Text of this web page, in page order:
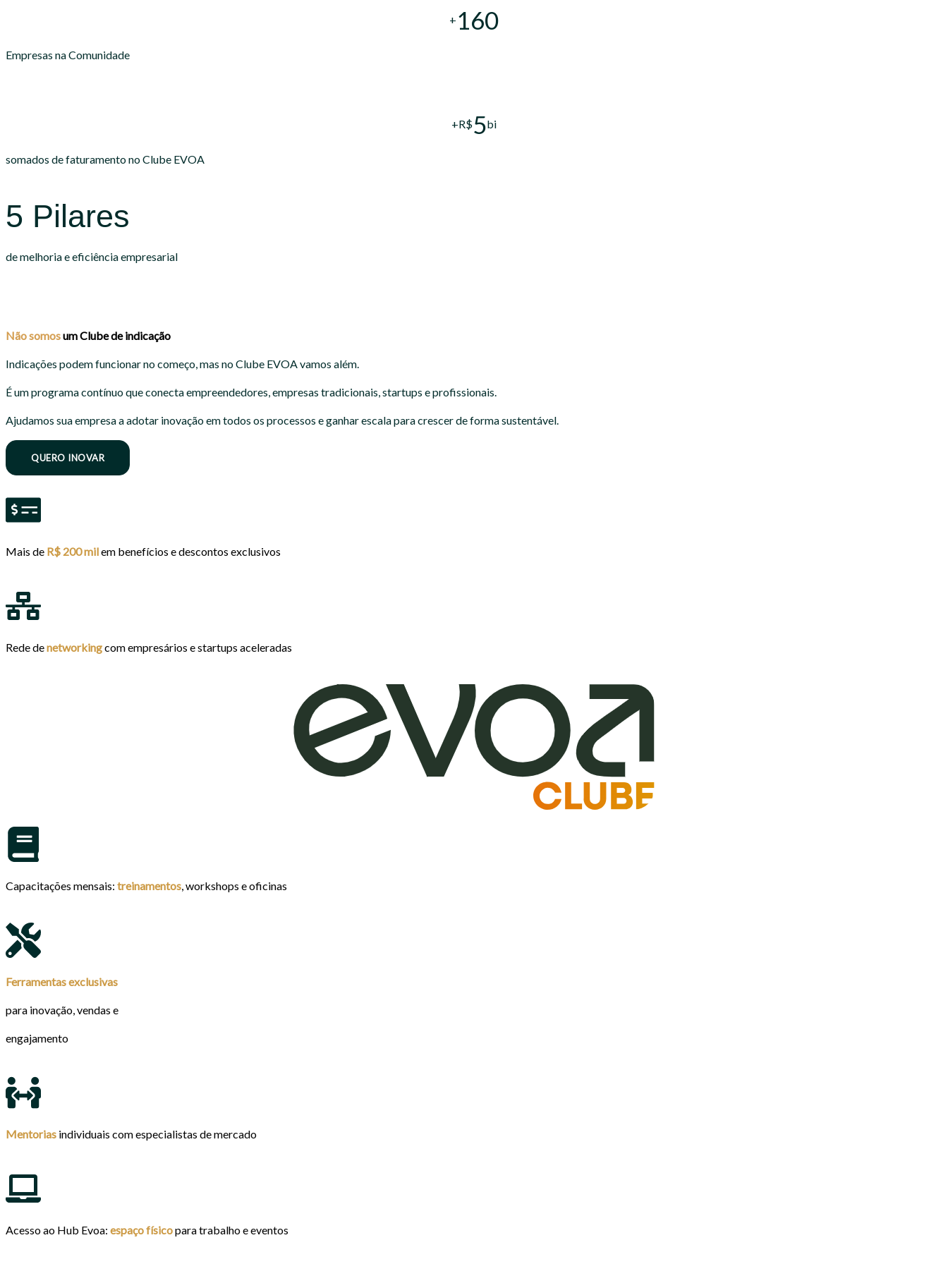
+ 160
Empresas na Comunidade
+R$5bi
somados defaturamentono Clube EVOA
5 Pilares
de melhoria e eficiência empresarial
Não somosumClube de indicação
Indicações podem funcionar no começo, mas no Clube EVOA vamos além.
É um programa contínuo que conecta empreendedores, empresas tradicionais, startups e profissionais.
Ajudamos sua empresa a adotar inovação em todos os processos e ganhar escala para crescer de forma sustentável.
QUERO INOVAR
Mais de R$ 200 milem benefícios e descontos exclusivos
Rede denetworkingcom empresários e startups aceleradas
Capacitações mensais: treinamentos, workshops e oficinas
Ferramentas exclusivas
para inovação, vendas e
engajamento
Mentorias individuais com especialistas de mercado
Acesso ao Hub Evoa: espaço físicopara trabalho e eventos